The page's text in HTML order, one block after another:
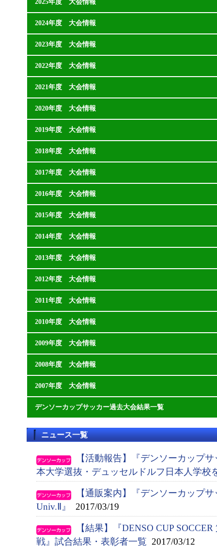
2025年度 大会情報
2024年度 大会情報
2023年度 大会情報
2022年度 大会情報
2021年度 大会情報
2020年度 大会情報
2019年度 大会情報
2018年度 大会情報
2017年度 大会情報
2016年度 大会情報
2015年度 大会情報
2014年度 大会情報
2013年度 大会情報
2012年度 大会情報
2011年度 大会情報
2010年度 大会情報
2009年度 大会情報
2008年度 大会情報
2007年度 大会情報
デンソーカップサッカー過去大会結果一覧
ニュース一覧
【活動報告】『デンソーカップ
本大学選抜・デュッセルドルフ日本人学校
【通販案内】『デンソーカップ
Univ.Ⅱ』
2017/03/19
【結果】『DENSO CUP
戦』試合結果・表彰者一覧 2017/03/12